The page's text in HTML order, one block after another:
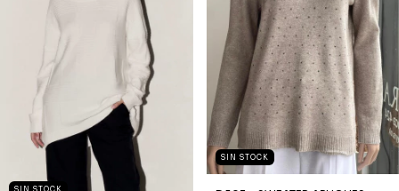
SIN STOCK